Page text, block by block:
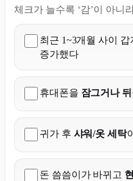
체크가 늘수록 ‘감’이 아니
최근 1~3개월 사이 갑
증가했다
휴대폰을 잠그거나
귀가 후 샤워/옷 세탁
돈 씀씀이가 바뀌고